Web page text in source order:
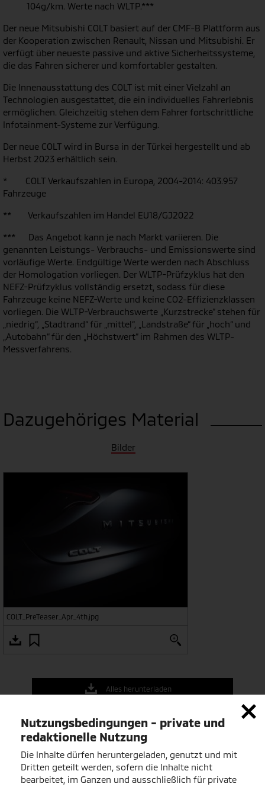
104g/km. Werte nach WLTP.***
Der neue Mitsubishi COLT basiert auf der CMF-B Plattform aus
der Kooperation zwischen Renault, Nissan und Mitsubishi. Er
verfügt über neueste passive und aktive Sicherheitssysteme,
die das Fahren sicherer und komfortabler gestalten.
Die Innenausstattung des COLT ist mit einer Vielzahl an
Technologien ausgestattet, die ein individuelles Fahrerlebnis
ermöglichen. Gleichzeitig stehen dem Fahrer fortschrittliche
Infotainment-Systeme zur Verfügung.
Der neue COLT wird in Bursa in der Türkei hergestellt und ab
Herbst 2023 erhältlich sein.
* COLT Verkaufszahlen in Europa, 2004-2014: 403.957
Fahrzeuge
** Verkaufszahlen im Handel EU18/GJ2022
*** Das Angebot kann je nach Markt variieren. Die
genannten Leistungs- Verbrauchs- und Emissionswerte sind
vorläufige Werte. Endgültige Werte werden nach Abschluss
der Homologation vorliegen. Der WLTP-Prüfzyklus hat den
NEFZ-Prüfzyklus vollständig ersetzt, sodass für diese
Fahrzeuge keine NEFZ-Werte und keine CO2-Effizienzklassen
vorliegen. Die WLTP-Verbrauchswerte „Kurzstrecke“ stehen für
„niedrig“, „Stadtrand“ für „mittel“, „Landstraße“ für „hoch“ und
„Autobahn“ für den „Höchstwert“ im Rahmen des WLTP-
Messverfahrens.
Dazugehöriges Material
Bilder
COLT_PreTeaser_Apr_4th.jpg
Alles herunterladen
Über Mitsubishi
Die Mitsubishi Motors Corporation ist der älteste Automobil-
Serienhersteller Japans. Bereits 1917 fertigte das Unternehmen
das serienfähige Modell A in Kobe, es wurde von einem 2,8-
Nutzungsbedingungen - private und
redaktionelle Nutzung
Die Inhalte dürfen heruntergeladen, genutzt und mit
Dritten geteilt werden, sofern die Inhalte nicht
bearbeitet, im Ganzen und ausschließlich für private